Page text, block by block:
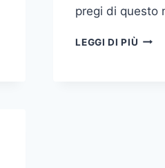
pregi di questo
LEGGI DI PIÙ